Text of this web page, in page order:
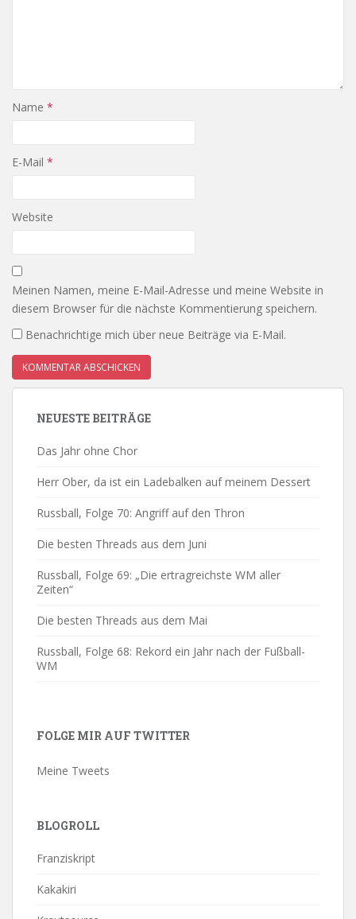
Name *
E-Mail *
Website
Meinen Namen, meine E-Mail-Adresse und meine Website in
diesem Browser für die nächste Kommentierung speichern.
Benachrichtige mich über neue Beiträge via E-Mail.
NEUESTE BEITRÄGE
Das Jahr ohne Chor
Herr Ober, da ist ein Ladebalken auf meinem Dessert
Russball, Folge 70: Angriff auf den Thron
Die besten Threads aus dem Juni
Russball, Folge 69: „Die ertragreichste WM aller
Zeiten“
Die besten Threads aus dem Mai
Russball, Folge 68: Rekord ein Jahr nach der Fußball-
WM
FOLGE MIR AUF TWITTER
Meine Tweets
BLOGROLL
Franziskript
Kakakiri